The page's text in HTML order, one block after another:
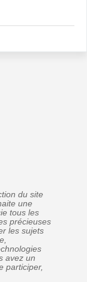
du site
une
tous les
précieuses
les sujets
avez un
participer,